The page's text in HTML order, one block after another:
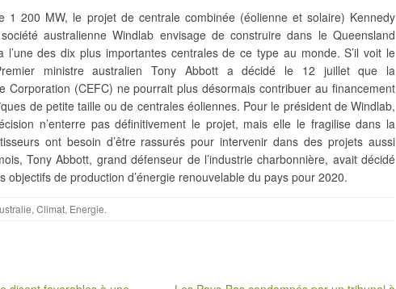
1 200 MW, le projet de centrale combinée (éolienne et solaire) Kennedy
australienne Windlab envisage de construire dans le Queensland
l’une des dix plus importantes centrales de ce type au monde. S’il voit le
ministre australien Tony Abbott a décidé le 12 juillet que la
Corporation (CEFC) ne pourrait plus désormais contribuer au financement
de petite taille ou de centrales éoliennes. Pour le président de Windlab,
n’enterre pas définitivement le projet, mais elle lefragilise dans la
ont besoin d’être rassurés pour intervenir dans des projets aussi
Tony Abbott, grand défenseur de l’industrie charbonnière, avait décidé
objectifs de production d’énergie renouvelable du pays pour 2020.
, Climat, Energie.